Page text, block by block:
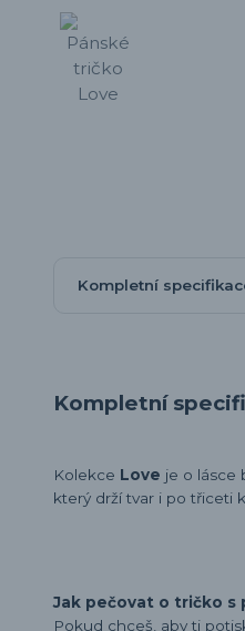
Kompletní
Kompletní
Kolekce Love je o lásce
který drží tvar i po třiceti
Jak pečovat o tričko s
Pokud chceš, aby ti